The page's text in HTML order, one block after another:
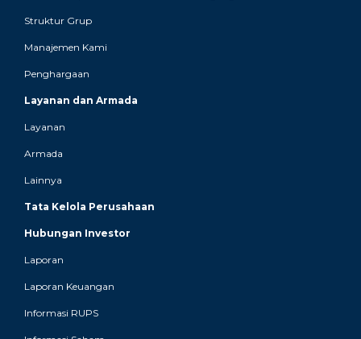
Struktur Grup
Manajemen Kami
Penghargaan
Layanan dan Armada
Layanan
Armada
Lainnya
Tata Kelola Perusahaan
Hubungan Investor
Laporan
Laporan Keuangan
Informasi RUPS